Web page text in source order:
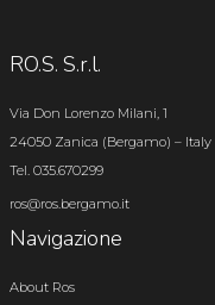
RO.S. S.r.l.
Via Don Lorenzo Milani, 1
24050 Zanica (Bergamo) – Italy
Tel. 035.670299
ros@ros.bergamo.it
Navigazione
About Ros